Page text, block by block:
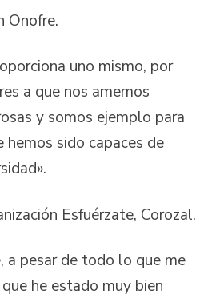
Onofre.
uno mismo, por
a que nos amemos
y somos ejemplo para
hemos sido capaces de
Esfuérzate, Corozal.
a pesar de todo lo que me
he estado muy bien